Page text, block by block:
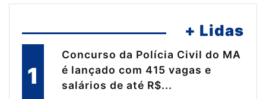
+ Lidas
1
Concurso da Polícia Civil do MA
é lançado com 415 vagas e
salários de até R$...